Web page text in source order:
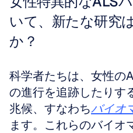
いて、新たな研究
か？
科学者たちは、女性の
の進行を追跡したりす
兆候、すなわちバイオ
ます。これらのバイオ